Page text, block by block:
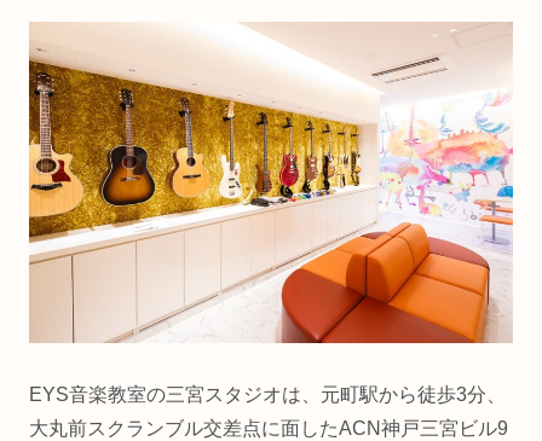
EYS音楽教室の三宮スタジオは、元町駅から徒歩3分、
大丸前スクランブル交差点に面したACN神戸三宮ビル9